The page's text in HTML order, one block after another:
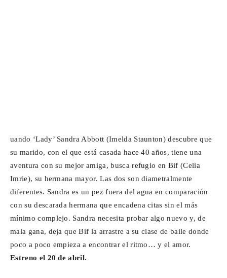
uando ‘Lady’ Sandra Abbott (Imelda Staunton) descubre que
su marido, con el que está casada hace 40 años, tiene una
aventura con su mejor amiga, busca refugio en Bif (Celia
Imrie), su hermana mayor. Las dos son diametralmente
diferentes. Sandra es un pez fuera del agua en comparación
con su descarada hermana que encadena citas sin el más
mínimo complejo. Sandra necesita probar algo nuevo y, de
mala gana, deja que Bif la arrastre a su clase de baile donde
poco a poco empieza a encontrar el ritmo… y el amor.
Estreno el 20 de abril.